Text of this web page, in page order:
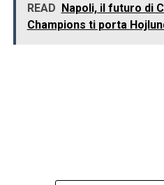
READ Napoli, il futuro di
Champions ti porta